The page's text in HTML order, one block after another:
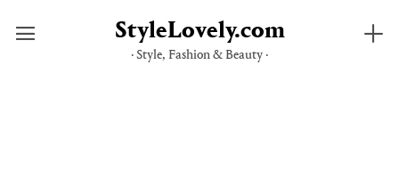
StyleLovely.com
· Style, Fashion & Beauty ·